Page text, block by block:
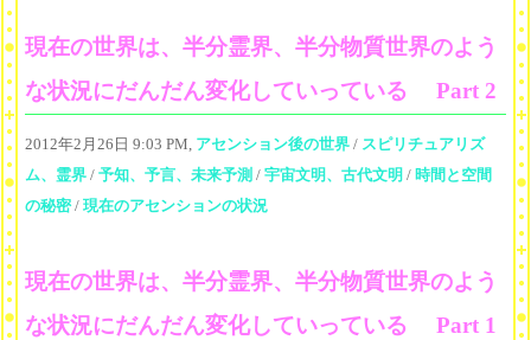
現在の世界は、半分霊界、半分物質世界のよう
な状況にだんだん変化していっている Part 2
2012年2月26日 9:03 PM, アセンション後の世界 / スピリチュアリズ
ム、霊界 / 予知、予言、未来予測 / 宇宙文明、古代文明 / 時間と空間
の秘密/ 現在のアセンションの状況
現在の世界は、半分霊界、半分物質世界のよう
な状況にだんだん変化していっている Part 1